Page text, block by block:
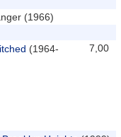
(1966)
7,00
(1964-